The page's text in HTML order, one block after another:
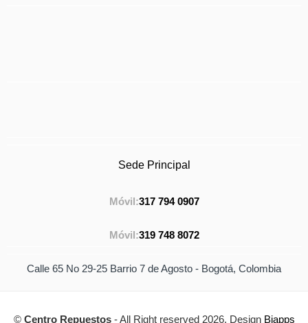
Sede Principal
Móvil:317 794 0907
Móvil:319 748 8072
Calle 65 No 29-25 Barrio 7 de Agosto - Bogotá, Colombia
© Centro Repuestos- All Right reserved 2026. Design Biapps